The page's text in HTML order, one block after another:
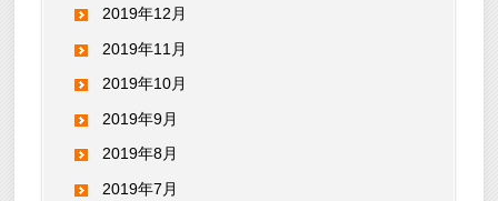
2019年12月
2019年11月
2019年10月
2019年9月
2019年8月
2019年7月